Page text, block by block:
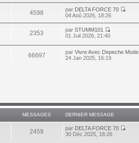
4598 par DELTA FORCE 70
04 Aoû 2026, 18:26
2353 parSTUMM101
01 Juil 2026, 21:40
66697 parVivre Avec Depeche Mode
24 Jan 2025, 16:19
MESSAGES DERNIER MESSAGE
2459 par DELTA FORCE 70
30 Déc 2025, 18:26